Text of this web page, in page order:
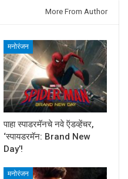
More From Author
मनोरंजन
पाहा स्पाडरमॅनचे नवे ऍडव्हेंचर,
‘स्पायडरमॅन: Brand New
Day’!
मनोरंजन